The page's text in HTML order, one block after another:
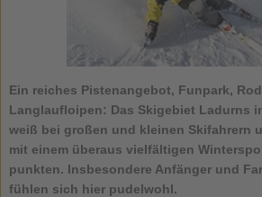
Ein reiches Pistenangebot, Funpark,
Langlaufloipen: Das Skigebiet Ladurns
weiß bei großen und kleinen Skifahrern
mit einem überaus vielfältigen
punkten. Insbesondere Anfänger und
fühlen sich hier pudelwohl.